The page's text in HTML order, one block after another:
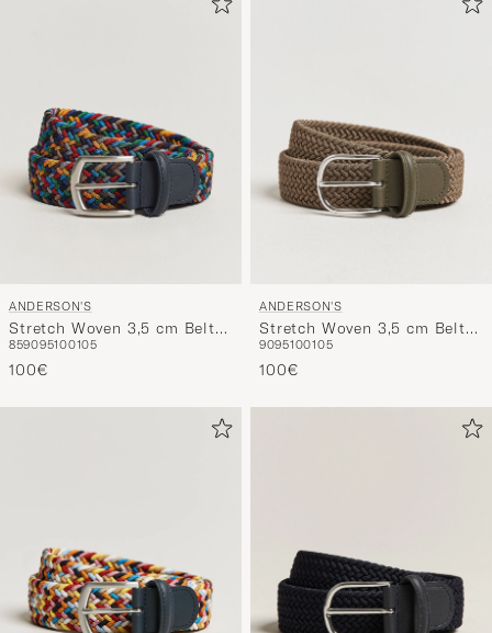
ANDERSON'S
Stretch Woven 3,5 cm Belt
Dark Multi
859095100105
100€
ANDERSON'S
Stretch Woven 3,5 cm Belt
Khaki
9095100105
100€